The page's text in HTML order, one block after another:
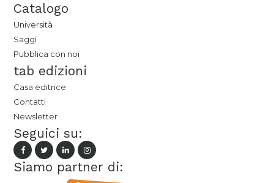
Catalogo
Università
Saggi
Pubblica con noi
tab edizioni
Casa editrice
Contatti
Newsletter
Seguici su:
Siamo partner di: